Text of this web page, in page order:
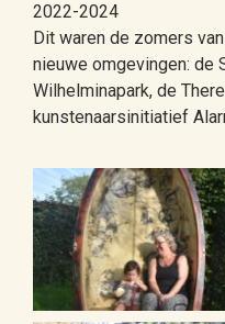
2022-2024
Dit waren de zomers
nieuwe omgevingen: de
Wilhelminapark, de
kunstenaarsinitiatief